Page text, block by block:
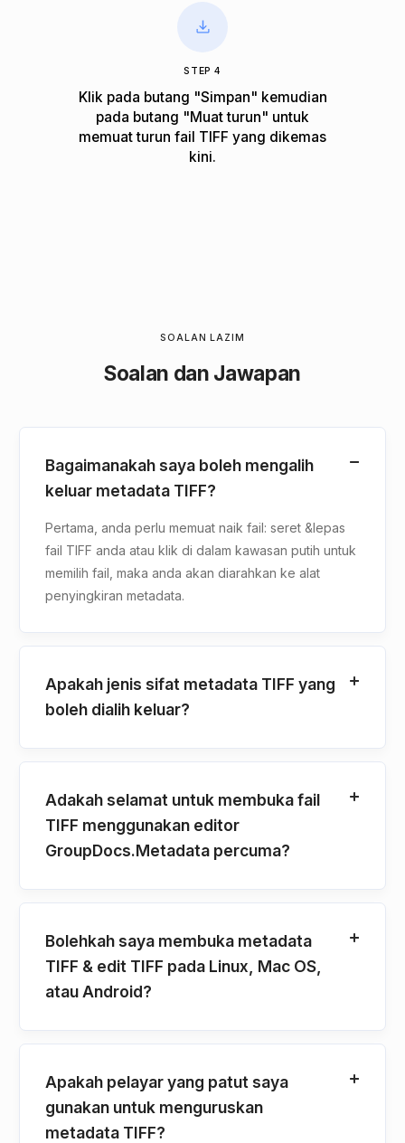
STEP 4
Klik pada butang "Simpan" kemudian
pada butang "Muat turun" untuk
memuat turun fail TIFF yang dikemas
kini.
SOALAN LAZIM
Soalan dan Jawapan
Bagaimanakah saya boleh mengalih
keluar metadata TIFF?
Pertama, anda perlu memuat naik fail: seret &lepas
fail TIFF anda atau klik di dalam kawasan putih untuk
memilih fail, maka anda akan diarahkan ke alat
penyingkiran metadata.
Apakah jenis sifat metadata TIFF yang
boleh dialih keluar?
Adakah selamat untuk membuka fail
TIFF menggunakan editor
GroupDocs.Metadata percuma?
Bolehkah saya membuka metadata
TIFF & edit TIFF pada Linux, Mac OS,
atau Android?
Apakah pelayar yang patut saya
gunakan untuk menguruskan
metadata TIFF?